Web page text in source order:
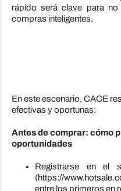
rápido será clave para
compras inteligentes.
En este escenario, CACE
efectivas y oportunas:
Antes de comprar: cómo
oportunidades
Registrarse en el
(https://
entre los primeros en